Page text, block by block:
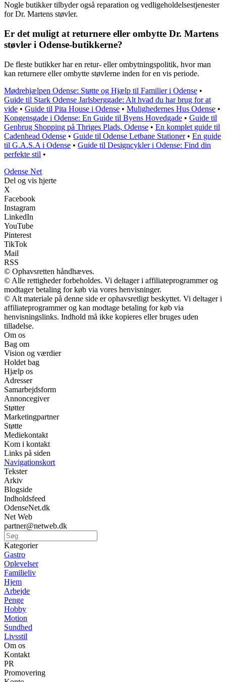
Nogle butikker tilbyder også reparation og vedligeholdelsestjenester
for Dr. Martens støvler.
Er det muligt at returnere eller ombytte Dr. Martens
støvler i Odense-butikkerne?
De fleste butikker har en retur- eller ombytningspolitik, hvor man
kan returnere eller ombytte støvlerne inden for en vis periode.
Mødrehjælpen Odense: Støtte og Hjælp til Familier i Odense •
Guide til Stark Odense Jarlsberggade: Alt hvad du har brug for at
vide • Guide til Pita House i Odense • Mulighedernes Hus Odense •
Kongensgade i Odense: En Guide til Byens Hovedgade • Guide til
Genbrug Shopping på Thriges Plads, Odense • En komplet guide til
Cadenhead Odense • Guide til Odense Letbane Stationer• En guide
til G.A.S.A i Odense • Guide til Designcykler i Odense: Find din
perfekte stil •
Odense Net
Del og vis hjerte
X
Facebook
Instagram
LinkedIn
YouTube
Pinterest
TikTok
Mail
RSS
© Ophavsretten håndhæves.
© Alle rettigheder forbeholdes. Vi deltager i affiliateprogrammer og
modtager betaling for køb via vores henvisninger.
© Alt materiale på denne side er ophavsretligt beskyttet. Vi deltager i
affiliateprogrammer og kan modtage betaling for køb via
henvisningslinks. Indhold må ikke kopieres eller bruges uden
tilladelse.
Om os
Bag om
Vision og værdier
Holdet bag
Hjælp os
Adresser
Samarbejdsform
Annoncegiver
Støtter
Marketingpartner
Støtte
Mediekontakt
Kom i kontakt
Links på siden
Navigationskort
Tekster
Arkiv
Blogside
Indholdsfeed
OdenseNet.dk
Net Web
partner@netweb.dk
Kategorier
Gastro
Oplevelser
Familieliv
Hjem
Arbejde
Penge
Hobby
Motion
Sundhed
Livsstil
Om os
Kontakt
PR
Promovering